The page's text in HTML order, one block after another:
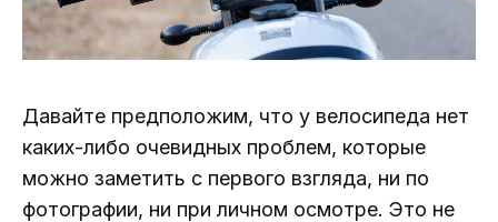
Давайте предположим, что у велосипеда нет
каких-либо очевидных проблем, которые
можно заметить с первого взгляда, ни по
фотографии, ни при личном осмотре. Это не